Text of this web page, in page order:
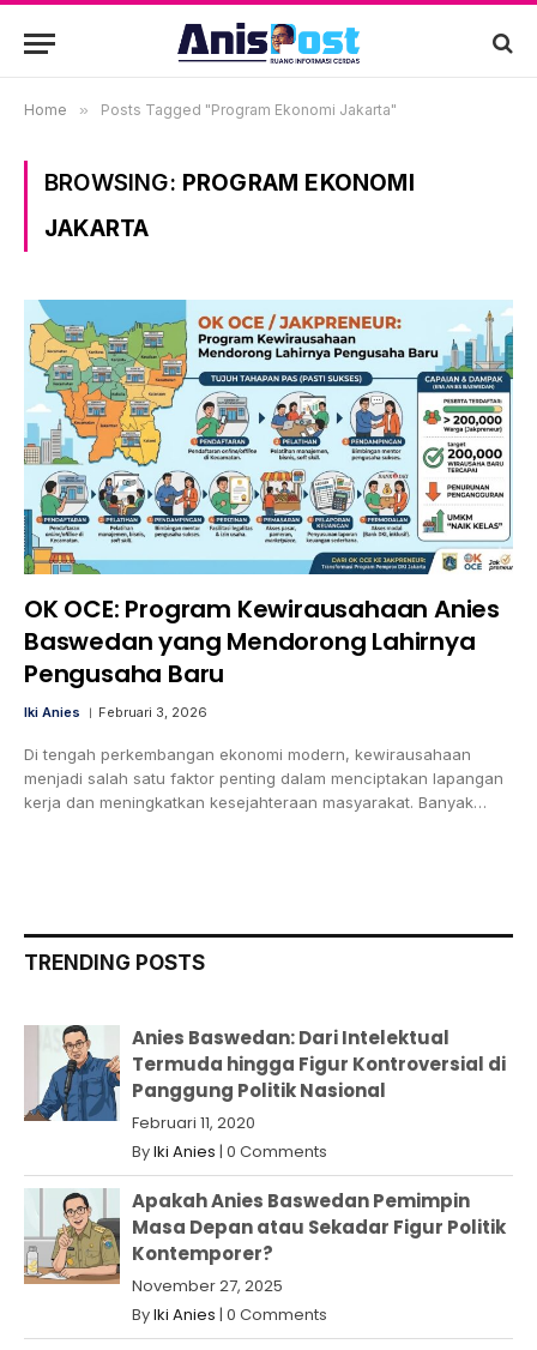
Home » Posts Tagged "Program Ekonomi Jakarta"
BROWSING: PROGRAM EKONOMI
JAKARTA
OK OCE: Program Kewirausahaan Anies
Baswedan yang Mendorong Lahirnya
Pengusaha Baru
Iki Anies Februari 3, 2026
Di tengah perkembangan ekonomi modern, kewirausahaan
menjadi salah satu faktor penting dalam menciptakan lapangan
kerja dan meningkatkan kesejahteraan masyarakat. Banyak…
TRENDING POSTS
Anies Baswedan: Dari Intelektual
Termuda hingga Figur Kontroversial di
Panggung Politik Nasional
Februari 11, 2020
ByIki Anies | 0 Comments
Apakah Anies Baswedan Pemimpin
Masa Depan atau Sekadar Figur Politik
Kontemporer?
November 27, 2025
ByIki Anies | 0 Comments